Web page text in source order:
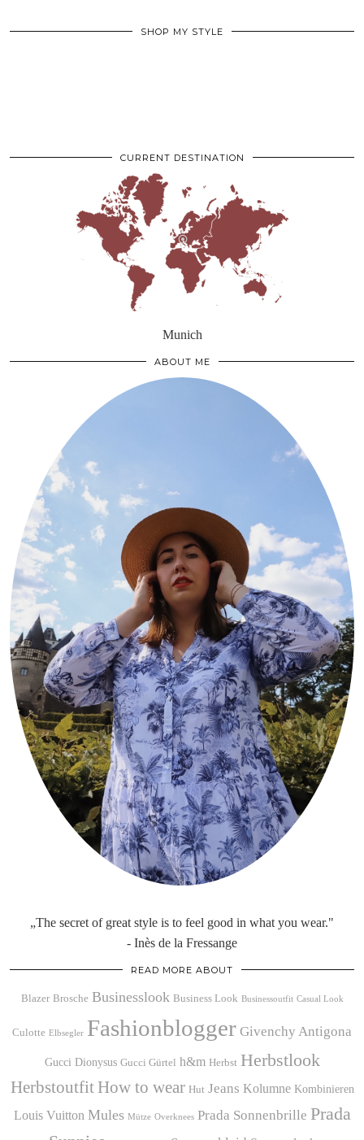
SHOP MY STYLE
CURRENT DESTINATION
Munich
ABOUT ME
„The secret of great style is to feel good in what you wear."
- Inès de la Fressange
READ MORE ABOUT
Blazer Brosche Businesslook Business Look Businessoutfit Casual Look
Culotte Elbsegler Fashionblogger Givenchy Antigona
Gucci Dionysus Gucci Gürtel h&m Herbst Herbstlook
Herbstoutfit How to wear Hut Jeans Kolumne Kombinieren
Louis Vuitton Mules Mütze Overknees Prada Sonnenbrille Prada